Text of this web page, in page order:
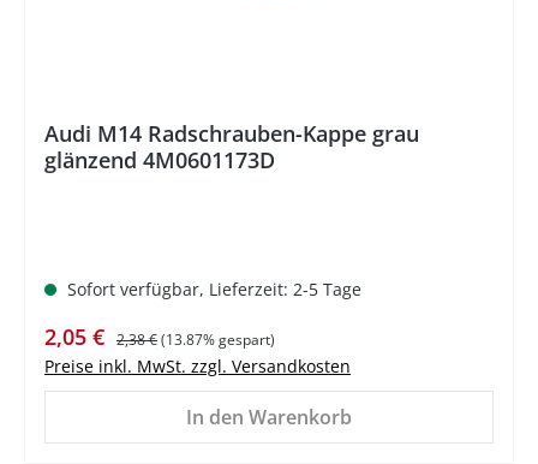
Audi M14 Radschrauben-Kappe grau
glänzend 4M0601173D
Sofort verfügbar, Lieferzeit: 2-5 Tage
Verkaufspreis:
2,05 € Regulärer Preis:
2,38 €(13.87% gespart)
Preise inkl. MwSt. zzgl. Versandkosten
In den Warenkorb